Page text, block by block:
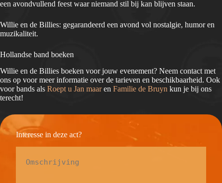
een avondvullend feest waar niemand stil bij kan blijven staan.
Willie en de Billies: gegarandeerd een avond vol nostalgie, humor en
muzikaliteit.
Hollandse band boeken
Willie en de Billies boeken voor jouw evenement? Neem contact met
ons op voor meer informatie over de tarieven en beschikbaarheid. Ook
voor bands als Roept u Jan maaren Familie de Bruyn kun je bij ons
terecht!
Interesse in deze act?